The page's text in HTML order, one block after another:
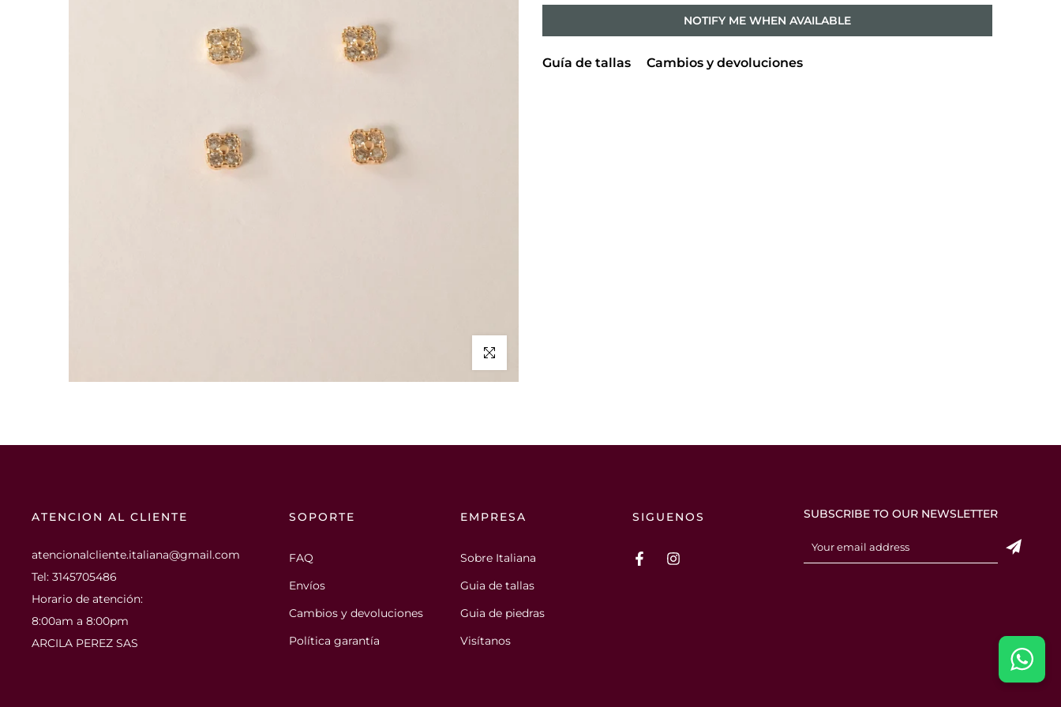
Click to enlarge
NOTIFY ME WHEN AVAILABLE
Guía de tallas Cambios y devoluciones
ATENCION AL CLIENTE
atencionalcliente.italiana@gmail.com
Tel: 3145705486
Horario de atención:
8:00am a 8:00pm
ARCILA PEREZ SAS
SOPORTE
FAQ
Envíos
Cambios y devoluciones
Política garantía
EMPRESA
Sobre Italiana
Guia de tallas
Guia de piedras
Visítanos
SIGUENOS SUBSCRIBE TO OUR NEWSLETTER